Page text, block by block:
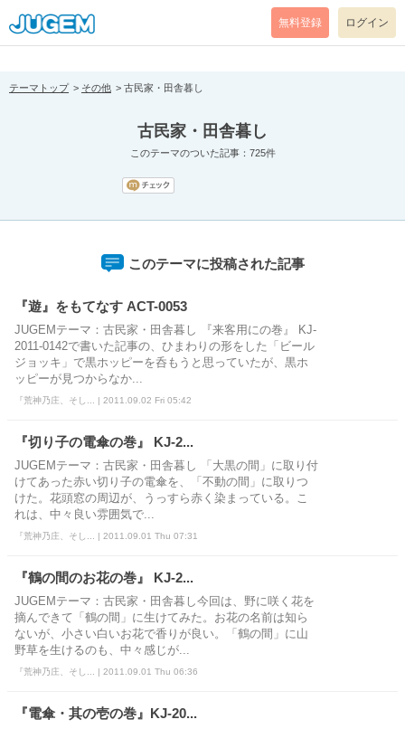
[pear_error: message="Success" code=0 mode=return level=notice
prefix="" info=""]
無料登録 ログイン
テーマトップ その他 古民家・田舎暮し
古民家・田舎暮し
このテーマのついた記事：725件
このテーマに投稿された記事
『遊』をもてなす ACT-0053
JUGEMテーマ：古民家・田舎暮し 『来客用にの巻』 KJ-
2011-0142で書いた記事の、ひまわりの形をした「ビール
ジョッキ」で黒ホッピーを呑もうと思っていたが、黒ホ
ッピーが見つからなか...
『荒神乃庄、そし... | 2011.09.02 Fri 05:42
『切り子の電傘の巻』 KJ-2...
JUGEMテーマ：古民家・田舎暮し 「大黒の間」に取り付
けてあった赤い切り子の電傘を、「不動の間」に取りつ
けた。花頭窓の周辺が、うっすら赤く染まっている。こ
れは、中々良い雰囲気で...
『荒神乃庄、そし... | 2011.09.01 Thu 07:31
『鶴の間のお花の巻』 KJ-2...
JUGEMテーマ：古民家・田舎暮し今回は、野に咲く花を
摘んできて「鶴の間」に生けてみた。お花の名前は知ら
ないが、小さい白いお花で香りが良い。「鶴の間」に山
野草を生けるのも、中々感じが...
『荒神乃庄、そし... | 2011.09.01 Thu 06:36
『電傘・其の壱の巻』KJ-20...